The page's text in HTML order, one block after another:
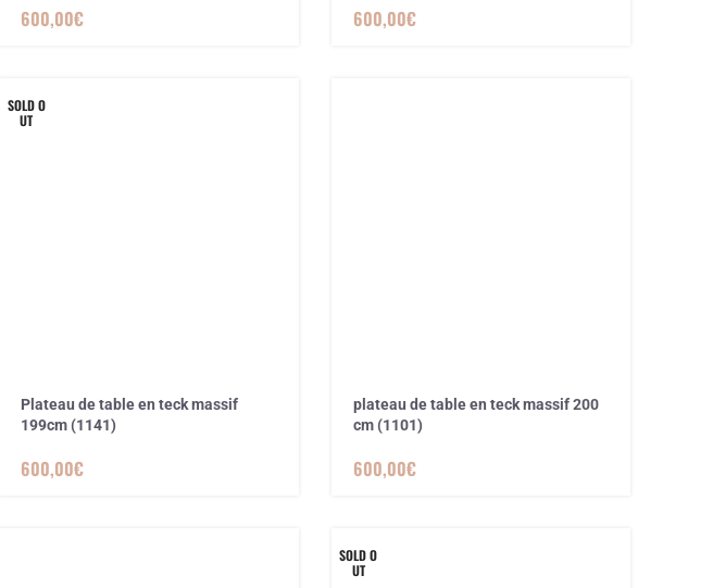
600,00€ 600,00€
SOLD O
UT
Plateau de table en teck massif
199cm (1141)
600,00€
plateau de table en teck massif 200
cm (1101)
600,00€
SOLD O
UT